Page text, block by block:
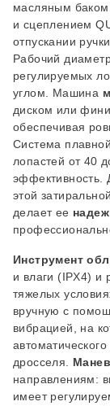
масляным баком
и сцеплением
отпускании
Рабочий
регулируемых
углом. Машина
диском или
обеспечивая
Система
лопастей от 40
эффективность.
этой
делает ее
Инструмент
и влаги (IPX4) и
тяжелых
вручную с
вибрацией, на
дросселя.
направлениям:
имеет